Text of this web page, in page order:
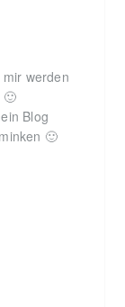
werden
Blog
🙂